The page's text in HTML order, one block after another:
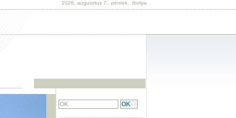
2026. augusztus 7., péntek, Ibolya